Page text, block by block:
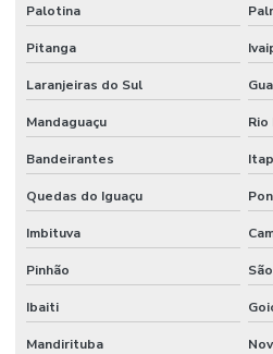
Serviço de avaliação de imóveis
Vistoria predial laudo
Vistoria residencial
Palotina
Pitanga
Laranjeiras do Sul
Mandaguaçu
Bandeirantes
Quedas do Iguaçu
Imbituva
Pinhão
Ibaiti
Mandirituba